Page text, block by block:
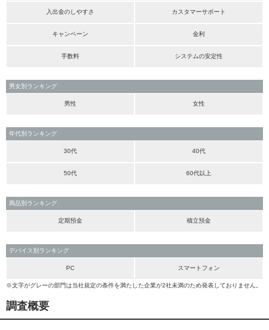
入出金のしやすさ カスタマーサポート
キャンペーン 金利
手数料 システムの安定性
男女別ランキング
男性 女性
年代別ランキング
30代 40代
50代 60代以上
商品別ランキング
定期預金 積立預金
デバイス別ランキング
PC スマートフォン
※文字がグレーの部門は当社規定の条件を満たした企業が2社未満のため発表しておりません。
調査概要